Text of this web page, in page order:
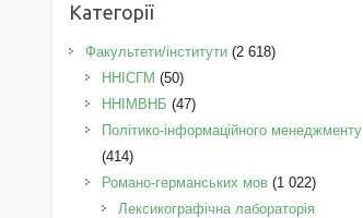
Категорії
Факультети/інститути(2 618)
ННІСГМ (50)
ННІМВНБ (47)
Політико-інформаційного менеджменту
(414)
Романо-германських мов(1 022)
Лексикографічна лабораторія